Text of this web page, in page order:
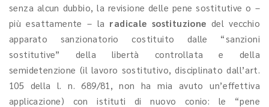
senza alcun dubbio, la revisione delle pene sostitutive o –
più esattamente – la radicale sostituzione del vecchio
apparato sanzionatorio costituito dalle “sanzioni
sostitutive” della libertà controllata e della
semidetenzione (il lavoro sostitutivo, disciplinato dall’art.
105 della l. n. 689/81, non ha mia avuto un’effettiva
applicazione) con istituti di nuovo conio: le “pene